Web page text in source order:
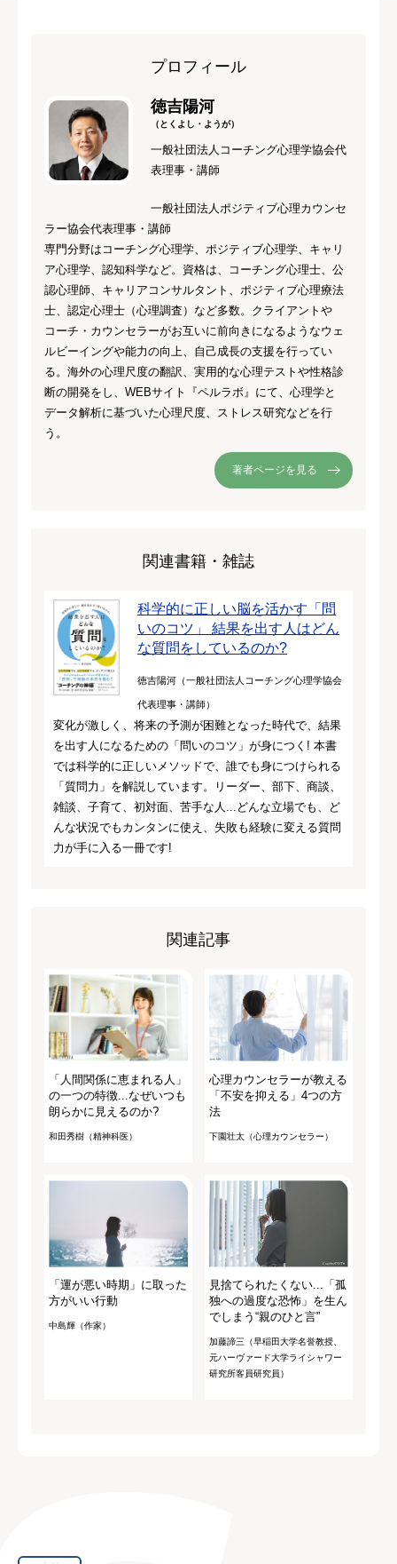
プロフィール
徳吉陽河
（とくよし・ようが）
一般社団法人コーチング心理学協会代
表理事・講師
一般社団法人ポジティブ心理カウンセ
ラー協会代表理事・講師
専門分野はコーチング心理学、ポジティブ心理学、キャリ
ア心理学、認知科学など。資格は、コーチング心理士、公
認心理師、キャリアコンサルタント、ポジティブ心理療法
士、認定心理士（心理調査）など多数。クライアントや
コーチ・カウンセラーがお互いに前向きになるようなウェ
ルビーイングや能力の向上、自己成長の支援を行ってい
る。海外の心理尺度の翻訳、実用的な心理テストや性格診
断の開発をし、WEBサイト『ペルラボ』にて、心理学と
データ解析に基づいた心理尺度、ストレス研究などを行
う。
著者ページを見る
関連書籍・雑誌
科学的に正しい脳を活かす「問
いのコツ」 結果を出す人はどん
な質問をしているのか?
徳吉陽河（一般社団法人コーチング心理学協会
代表理事・講師）
変化が激しく、将来の予測が困難となった時代で、結果
を出す人になるための「問いのコツ」が身につく! 本書
では科学的に正しいメソッドで、誰でも身につけられる
「質問力」を解説しています。リーダー、部下、商談、
雑談、子育て、初対面、苦手な人...どんな立場でも、ど
んな状況でもカンタンに使え、失敗も経験に変える質問
力が手に入る一冊です!
関連記事
「人間関係に恵まれる人」
の一つの特徴...なぜいつも
朗らかに見えるのか?
和田秀樹（精神科医）
心理カウンセラーが教える
「不安を抑える」4つの方
法
下園壮太（心理カウンセラー）
「運が悪い時期」に取った
方がいい行動
中島輝（作家）
見捨てられたくない...「孤
独への過度な恐怖」を生ん
でしまう“親のひと言”
加藤諦三（早稲田大学名誉教授、
元ハーヴァード大学ライシャワー
研究所客員研究員）